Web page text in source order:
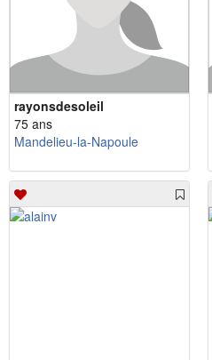
rayonsdesoleil
75 ans
Mandelieu-la-Napoule